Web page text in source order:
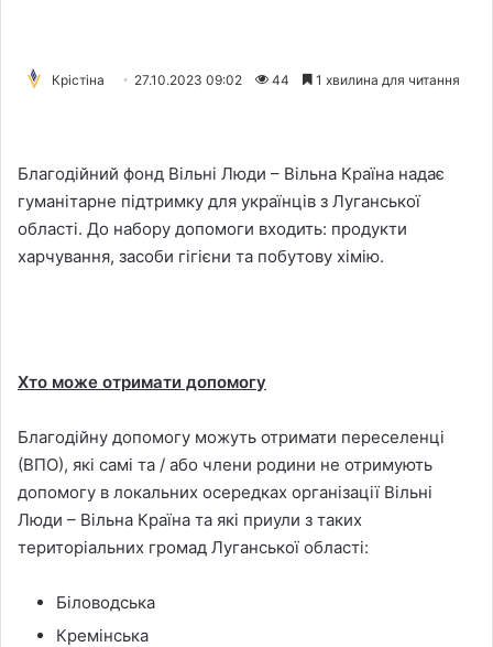
Крістіна 27.10.2023 09:02 44 1 хвилина для читання
Благодійний фонд Вільні Люди – Вільна Країна надає
гуманітарне підтримку для українців з Луганської
області. До набору допомоги входить: продукти
харчування, засоби гігієни та побутову хімію.
Хто може отримати допомогу
Благодійну допомогу можуть отримати переселенці
(ВПО), які самі та / або члени родини не отримують
допомогу в локальних осередках організації Вільні
Люди – Вільна Країна та які приули з таких
територіальних громад Луганської області:
Біловодська
Кремінська